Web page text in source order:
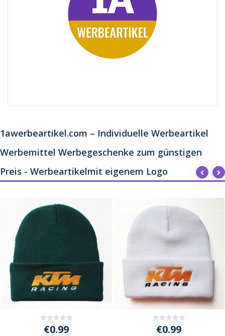
1awerbeartikel.com – Individuelle Werbeartikel
Werbemittel Werbegeschenke zum günstigen
Preis - Werbeartikelmit eigenem Logo
€0.99 €0.99